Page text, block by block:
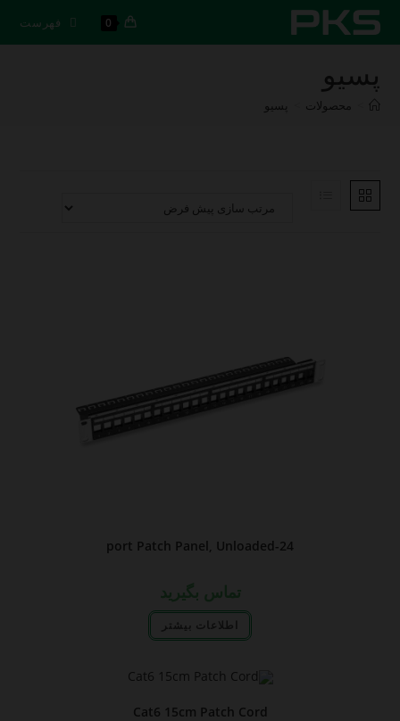
پرش
0 فهرست
پسیو
محصولات پسیو
24-port Patch Panel, Unloaded
تماس بگیرید
اطلاعات بیشتر
Cat6 15cm Patch Cord